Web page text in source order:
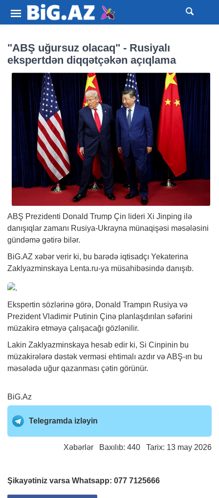
"ABŞ uğursuz olacaq" - Rusiyalı
ekspertdən diqqətçəkən açıqlama
ABŞ Prezidenti Donald Trump Çin lideri Xi Jinping ilə
danışıqlar zamanı Rusiya-Ukrayna münaqişəsi məsələsini
gündəmə gətirə bilər.
BiG.AZ xəbər verir ki, bu barədə iqtisadçı Yekaterina
Zaklyazminskaya Lenta.ru-ya müsahibəsində danışıb.
Ekspertin sözlərinə görə, Donald Trampın Rusiya və
Prezident Vladimir Putinin Çinə planlaşdırılan səfərini
müzakirə etməyə çalışacağı gözlənilir.
Lakin Zaklyazminskaya hesab edir ki, Si Cinpinin bu
müzakirələrə dəstək verməsi ehtimalı azdır və ABŞ-ın bu
məsələdə uğur qazanması çətin görünür.
BiG.Az
Telegramda izləyin
Xəbərlər Baxılıb: 440 Tarix: 13 may 2026
Şikayətiniz varsa Whatsapp: 077 7125666